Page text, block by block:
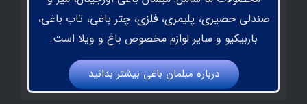
صندلی حصیری، پلیمری، فلزی، چتر باغی، تاب باغی،
باربیکیو و سایر لوازم مخصوص باغ و ویلا است.
درباره مبلمان باغي بيشتر بدانيد